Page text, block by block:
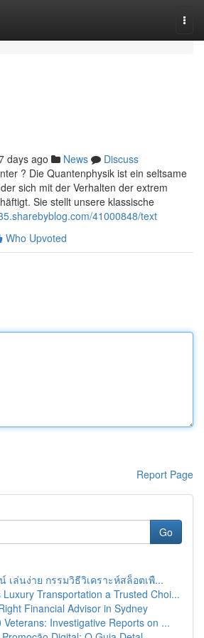
days ago News
Discuss
? Die Quantenphysik ist ein seltsame
sich mit der Verhalten der extrem
Sie stellt unsere klassische
41000848/text
Who Upvoted
Report Page
Go
เล่นง่าย กรรมวิธีวิเคราะห์สล็อตเพื...
Transportation a Trusted Choi...
Financial Advisor in Sydney
Veterans: Investigative Reports on ...